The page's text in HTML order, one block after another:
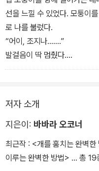
우리는 차를 타고 떠난다. 다
쉬지 않고 달리고 달리고 또
곳까지. 그런 상상을 하고 나
이 들었다. 나는 그 귀여운 강
‘난 나쁜 사람이 아니야’라고
‘이건 멋진 계획이야. 결국은
선을 느낄 수 있었다. 모퉁이
로 나를 불렀다.
“어이, 조지나…….”
발걸음이 딱 멈췄다.
“아저씨한테 신조가 하나 더
고—”
나는 귓가를 울리는 아저씨의
러 그곳을 떠났다.
저자 소개
지은이: 바바라 오코너
최근작 : <개를 훔치는 완벽한
이루는 완벽한 방법> … 총 19